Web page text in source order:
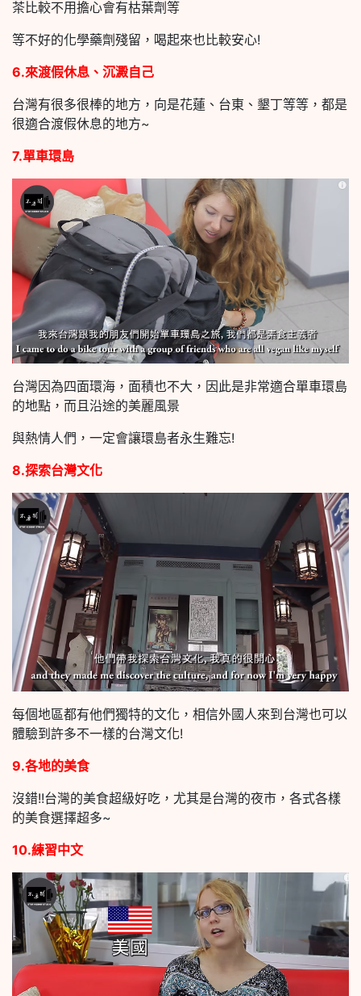
茶比較不用擔心會有枯葉劑等
等不好的化學藥劑殘留，喝起來也比較安心!
6.來渡假休息、沉澱自己
台灣有很多很棒的地方，向是花蓮、台東、墾丁等等，都是
很適合渡假休息的地方~
7.單車環島
台灣因為四面環海，面積也不大，因此是非常適合單車環島
的地點，而且沿途的美麗風景
與熱情人們，一定會讓環島者永生難忘!
8.探索台灣文化
每個地區都有他們獨特的文化，相信外國人來到台灣也可以
體驗到許多不一樣的台灣文化!
9.各地的美食
沒錯!!台灣的美食超級好吃，尤其是台灣的夜市，各式各樣
的美食選擇超多~
10.練習中文